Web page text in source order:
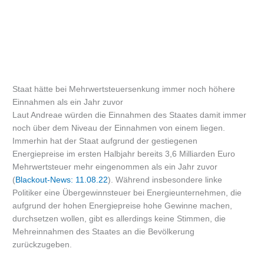
Staat hätte bei Mehrwertsteuersenkung immer noch höhere
Einnahmen als ein Jahr zuvor
Laut Andreae würden die Einnahmen des Staates damit immer
noch über dem Niveau der Einnahmen von einem liegen.
Immerhin hat der Staat aufgrund der gestiegenen
Energiepreise im ersten Halbjahr bereits 3,6 Milliarden Euro
Mehrwertsteuer mehr eingenommen als ein Jahr zuvor
(Blackout-News: 11.08.22). Während insbesondere linke
Politiker eine Übergewinnsteuer bei Energieunternehmen, die
aufgrund der hohen Energiepreise hohe Gewinne machen,
durchsetzen wollen, gibt es allerdings keine Stimmen, die
Mehreinnahmen des Staates an die Bevölkerung
zurückzugeben.